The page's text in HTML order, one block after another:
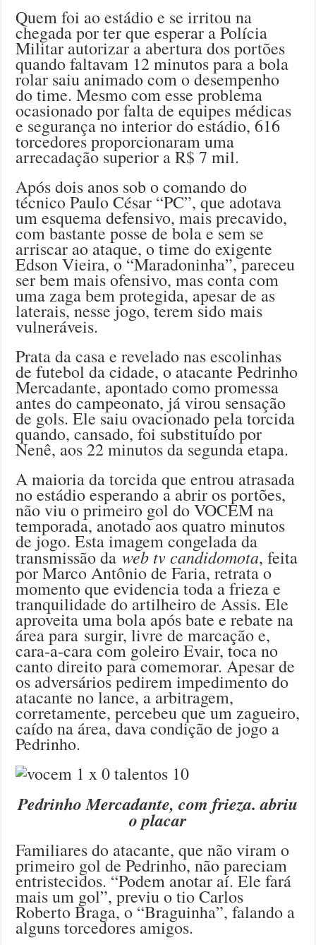
Quem foi ao estádio e se irritou na
chegada por ter que esperar a Polícia
Militar autorizar a abertura dos portões
quando faltavam 12 minutos para a bola
rolar saiu animado com o desempenho
do time. Mesmo com esse problema
ocasionado por falta de equipes médicas
e segurança no interior do estádio, 616
torcedores proporcionaram uma
arrecadação superior a R$ 7 mil.
Após dois anos sob o comando do
técnico Paulo César “PC”, que adotava
um esquema defensivo, mais precavido,
com bastante posse de bola e sem se
arriscar ao ataque, o time do exigente
Edson Vieira, o “Maradoninha”, pareceu
ser bem mais ofensivo, mas conta com
uma zaga bem protegida, apesar de as
laterais, nesse jogo, terem sido mais
vulneráveis.
Prata da casa e revelado nas escolinhas
de futebol da cidade, o atacante Pedrinho
Mercadante, apontado como promessa
antes do campeonato, já virou sensação
de gols. Ele saiu ovacionado pela torcida
quando, cansado, foi substituído por
Nenê, aos 22 minutos da segunda etapa.
A maioria da torcida que entrou atrasada
no estádio esperando a abrir os portões,
não viu o primeiro gol do VOCEM na
temporada, anotado aos quatro minutos
de jogo. Esta imagem congelada da
transmissão daweb tv candidomota, feita
por Marco Antônio de Faria, retrata o
momento que evidencia toda a frieza e
tranquilidade do artilheiro de Assis. Ele
aproveita uma bola após bate e rebate na
área para surgir, livre de marcação e,
cara-a-cara com goleiro Evair, toca no
canto direito para comemorar. Apesar de
os adversários pedirem impedimento do
atacante no lance, a arbitragem,
corretamente, percebeu que um zagueiro,
caído na área, dava condição de jogo a
Pedrinho.
Pedrinho Mercadante, com frieza. abriu
o placar
Familiares do atacante, que não viram o
primeiro gol de Pedrinho, não pareciam
entristecidos. “Podem anotar aí. Ele fará
mais um gol”, previu o tio Carlos
Roberto Braga, o “Braguinha”, falando a
alguns torcedores amigos.